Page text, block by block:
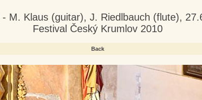
M. Klaus (guitar), J. Riedlbauch (flute),
Festival Český Krumlov 2010
Back